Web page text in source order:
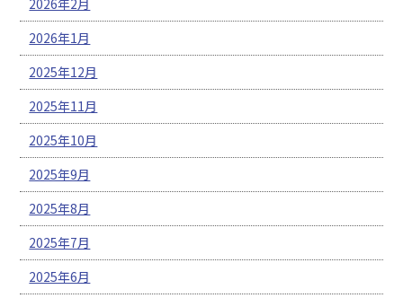
2026年1月
2025年12月
2025年11月
2025年10月
2025年9月
2025年8月
2025年7月
2025年6月